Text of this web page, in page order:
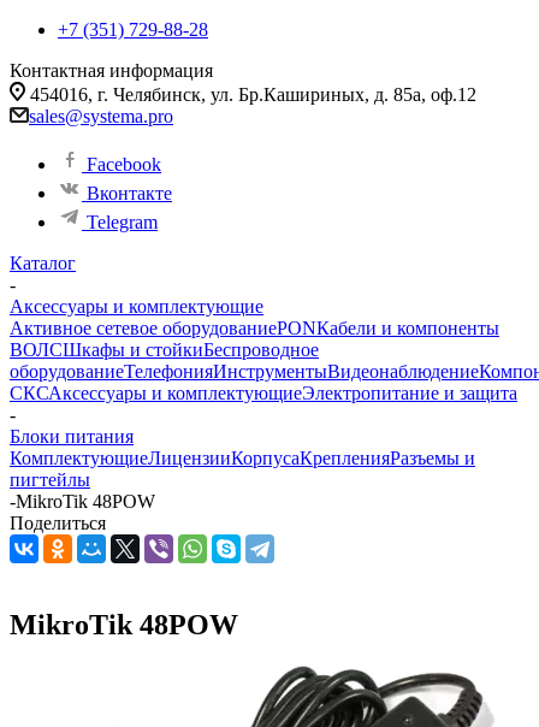
+7 (351) 729-88-28
Контактная информация
454016, г. Челябинск, ул. Бр.Кашириных, д. 85а, оф.12
sales@systema.pro
Facebook
Вконтакте
Telegram
Каталог
-
Аксессуары и комплектующие
Активное сетевое оборудованиеPONКабели и компоненты
ВОЛСШкафы и стойкиБеспроводное
оборудованиеТелефонияИнструментыВидеонаблюдение
СКСАксессуары и комплектующиеЭлектропитание и защита
-
Блоки питания
КомплектующиеЛицензииКорпусаКрепленияРазъемы и
пигтейлы
-MikroTik 48POW
Поделиться
MikroTik 48POW